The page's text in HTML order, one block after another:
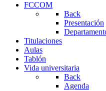
FCCOM
Back
Presentación
Titulaciones
Aulas
Tablón
Vida universitaria
Back
Agenda